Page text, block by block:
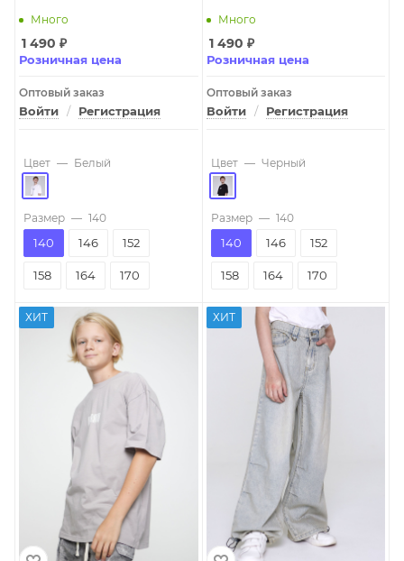
Много
1 490 ₽
Розничная цена
Оптовый заказ
Войти / Регистрация
Цвет — Белый
Размер — 140
140 146 152
158 164 170
Много
1 490 ₽
Розничная цена
Оптовый заказ
Войти / Регистрация
Цвет — Черный
Размер — 140
140 146 152
158 164 170
ХИТ ХИТ